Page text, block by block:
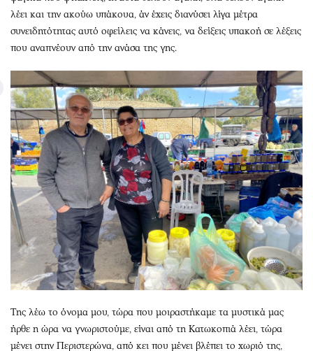
λέει και την ακούω υπάκουα, άν έχεις διανύσει λίγα μέτρα
συνειδητότητας αυτό οφείλεις να κάνεις, να δείξεις υπακοή σε λέξεις
που αναπνέουν από την ανάσα της γης.
Της λέω το όνομα μου, τώρα που μοιραστήκαμε τα μυστικά μας
ήρθε η ώρα να γνωριστούμε, είναι από τη Κατωκοπιά λέει, τώρα
μένει στην Περιστερώνα, από κει που μένει βλέπει το χωριό της,